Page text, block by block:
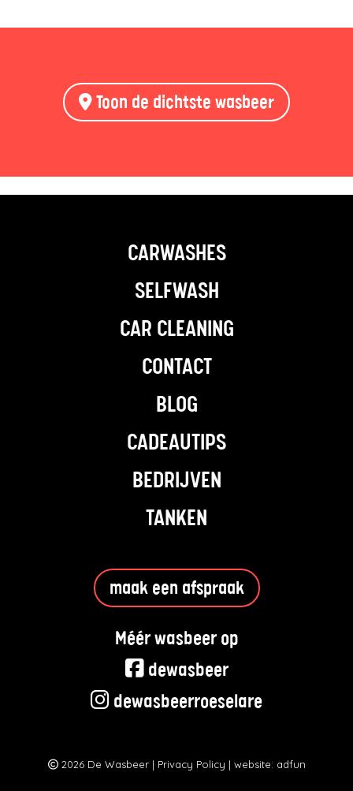
Toon de dichtste wasbeer
CARWASHES
SELFWASH
CAR CLEANING
CONTACT
BLOG
CADEAUTIPS
BEDRIJVEN
TANKEN
maak een afspraak
Méér wasbeer op
dewasbeer
dewasbeerroeselare
2026 De Wasbeer | Privacy Policy | website: adfun